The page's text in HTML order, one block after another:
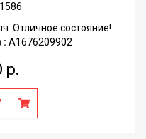
Отличное состояние!
: A1676209902
р.